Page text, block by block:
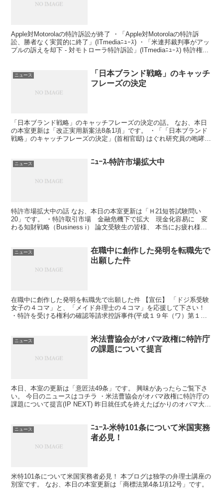
Apple対Motorolaの特許訴訟が終了 ・「Apple対Motorolaの特許訴
訟、勝者なく実質的に終了」(ITmediaﾆｭｰｽ) ・「米連邦裁判事がアッ
プルの訴えを却下 - 対モトローラ特許訴訟」(ITmediaﾆｭｰｽ) 特許権...
ニュース
「日本ブランド戦略」のキャッチ
フレーズの決定
「日本ブランド戦略」のキャッチフレーズの決定の話。 なお、本日
の本室更新は「改正実用新案法8条1項」です。 ・「「日本ブランド
戦略」のキャッチフレーズの決定」(首相官邸) はぐれ研究員の咆哮。
ニュース ﾆｭｰｽ-特許市場拡大中
特許市場拡大中の話 なお、本日の本室更新は「Ｈ21短答試験問い
20」です。 ・特許取引市場 金融危機下で拡大 現金化容易に 変
わる知財戦略（Business i） 論文受験生の皆様、 本当にお疲れ様で
ニュース
在職中に創作した発明を転職先で
出願した件
在職中に創作した発明を転職先で出願した件 【宣伝】 「ドジ系受験
女子の４コマ」と、「メイド弁理士の４コマ」を応援して下さい！
・特許を受ける権利の確認等請求控訴事件(平成１９年（ワ）第１２
ニュース
米法曹協会がオバマ政権に特許庁
の課題について提言
本日、本室の更新は「意匠法49条」です。 興味があったらご覧下さ
い。 今日のニュースはコチラ ・米法曹協会がオバマ政権に特許庁の
課題について提言(IP NEXT) 昨日就任式を終えたばかりのオバマ大統
ニュース
ﾆｭｰｽ-米特101条について米国実務
者必見！
米特101条について米国実務者必見！ 本ブログは独学の弁理士講座の
別室です。 なお、本日の本室更新は「商標法第4条1項12号」です。